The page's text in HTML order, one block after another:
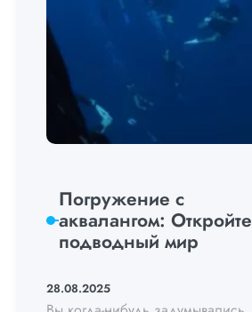
Погружение с
аквалангом: Откройте
подводный мир
28.08.2025